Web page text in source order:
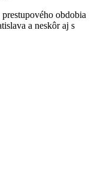
obdobia
a neskôr aj s